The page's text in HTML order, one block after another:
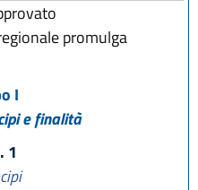
promulga
I
e finalità
1